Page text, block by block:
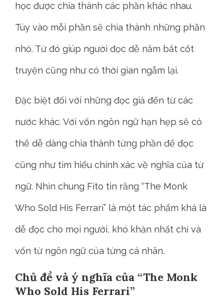
học được chia thành các phần khác nhau.
Tùy vào mỗi phần sẽ chia thành những phần
nhỏ. Từ đó giúp người đọc dễ nắm bắt cốt
truyện cũng như có thời gian ngẫm lại.
Đặc biệt đối với những đọc giả đến từ các
nước khác. Với vốn ngôn ngữ hạn hẹp sẽ có
thể dễ dàng chia thành từng phần để đọc
cũng như tìm hiểu chính xác về nghĩa của từ
ngữ. Nhìn chung Fito tin rằng “The Monk
Who Sold His Ferrari” là một tác phẩm khá là
dễ đọc cho mọi người, khó khăn nhất chỉ và
vốn từ ngôn ngữ của từng cá nhân.
Chủ đề và ý nghĩa của “The Monk
Who Sold His Ferrari”